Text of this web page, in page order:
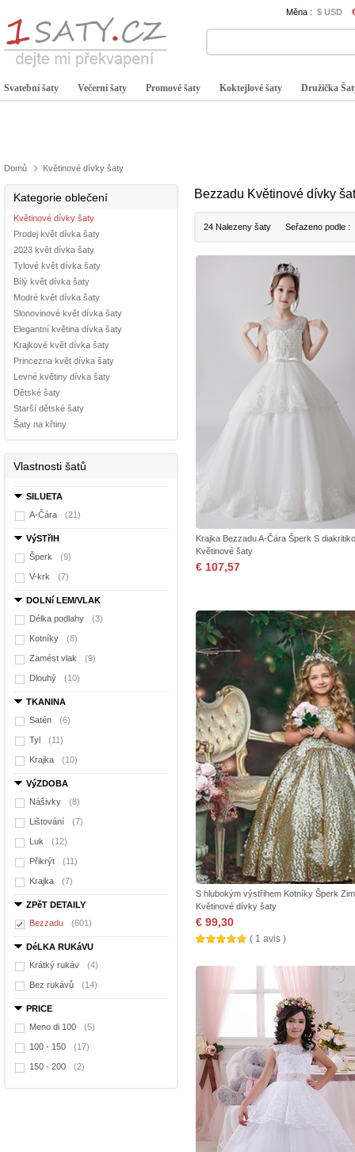
Měna : $ USD
Svatební šaty Večerní šaty Promové šaty Koktejlové šaty Družička
Domů Květinové dívky šaty
Kategorie oblečení
Květinové dívky šaty
Prodej květ dívka šaty
2023 květ dívka šaty
Tylové květ dívka šaty
Bílý květ dívka šaty
Modré květ dívka šaty
Slonovinové květ dívka šaty
Elegantní květina dívka šaty
Krajkové květ dívka šaty
Princezna květ dívka šaty
Levné květiny dívka šaty
Dětské šaty
Starší dětské šaty
Šaty na křtiny
Vlastnosti šatů
SILUETA
A-Čára
(21)
VýSTřIH
Šperk
(9)
V-krk (7)
DOLNí LEM/VLAK
Délka podlahy
(3)
Kotníky (8)
Zamést vlak (9)
Dlouhý (10)
TKANINA
Satén
(6)
Tyl (11)
Krajka (10)
VýZDOBA
Nášivky
(8)
Lištování (7)
Luk (12)
Přikrýt (11)
Krajka (7)
ZPěT DETAILY
Bezzadu
(601)
DéLKA RUKáVU
Krátký rukáv
(4)
Bez rukávů (14)
PRICE
Meno di 100
(5)
100 - 150 (17)
150 - 200 (2)
Bezzadu Květinové dívky
24 Nalezeny šaty Seřazeno podle :
Krajka Bezzadu A-Čára Šperk S
Květinové šaty
€ 107,57
S hlubokým výstřihem Kotníky Šperk
Květinové dívky šaty
€ 99,30
( 1 avis )